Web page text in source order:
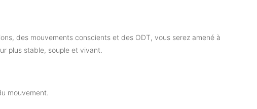
des mouvements conscients et des ODT, vous serez amené à
plus stable, souple et vivant.
mouvement.